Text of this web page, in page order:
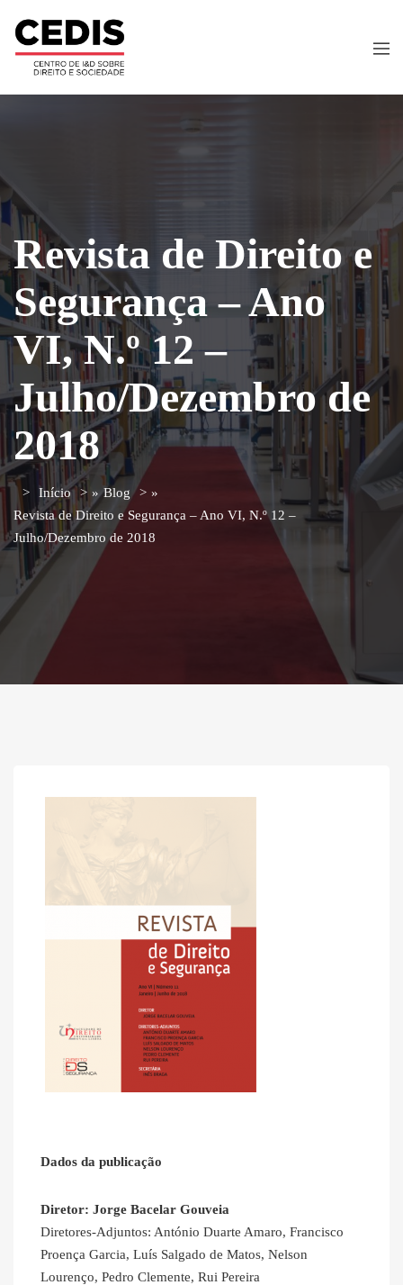
Revista de Direito e
Segurança – Ano
VI, N.º 12 –
Julho/Dezembro de
2018
Início » Blog
»
Revista de Direito e Segurança – Ano VI, N.º 12 –
Julho/Dezembro de 2018
Dados da publicação
Diretor: Jorge Bacelar Gouveia
Diretores-Adjuntos: António Duarte Amaro, Francisco
Proença Garcia, Luís Salgado de Matos, Nelson
Lourenço, Pedro Clemente, Rui Pereira